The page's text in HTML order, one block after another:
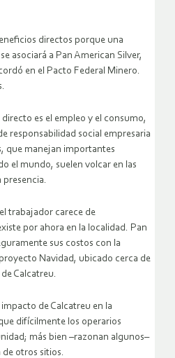
directos porque una
asociará a Pan American Silver,
en el Pacto Federal Minero.
es el empleo y el consumo,
responsabilidad social empresaria
que manejan importantes
el mundo, suelen volcar en las
trabajador carece de
por ahora en la localidad. Pan
sus costos con la
Navidad, ubicado cerca de
Calcatreu.
de Calcatreu en la
difícilmente los operarios
más bien –razonan algunos–
de otros sitios.